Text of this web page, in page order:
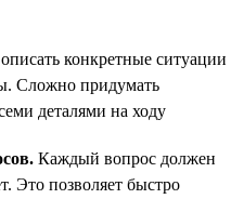
конкретные ситуации
Сложно придумать
деталями на ходу
Каждый вопрос должен
Это позволяет быстро